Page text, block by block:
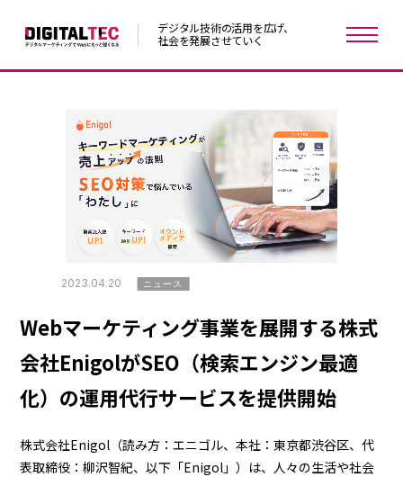
デジタル技術の活用を広げ、
社会を発展させていく
2023.04.20 ニュース
Webマーケティング事業を展開する株式
会社EnigolがSEO（検索エンジン最適
化）の運用代行サービスを提供開始
株式会社Enigol（読み方：エニゴル、本社：東京都渋谷区、代
表取締役：柳沢智紀、以下「Enigol」）は、人々の生活や社会